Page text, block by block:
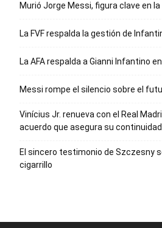
Murió Jorge Messi, figura clave en
La FVF respalda la gestión de
La AFA respalda a Gianni Infantino
Messi rompe el silencio sobre el
Vinícius Jr. renueva con el Real
acuerdo que asegura su continuidad
El sincero testimonio de Szczesny
cigarrillo